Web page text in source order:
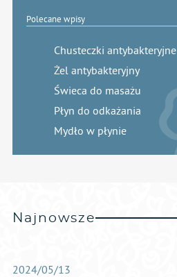
Polecane wpisy
Chusteczki antybakteryjne
Żel antybakteryjny
Świeca do masażu
Płyn do odkażania
Mydło w płynie
Najnowsze
2024/05/13